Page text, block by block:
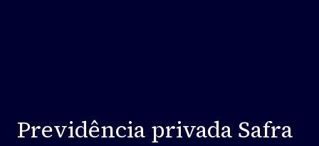
Previdência privada Safra